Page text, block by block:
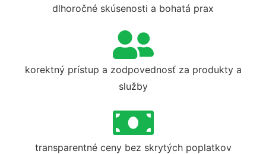
dlhoročné skúsenosti a bohatá prax
korektný prístup a zodpovednosť za produkty a
služby
transparentné ceny bez skrytých poplatkov